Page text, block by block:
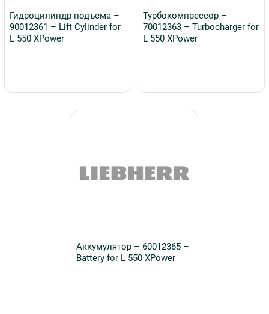
Гидроцилиндр подъема –
90012361 – Lift Cylinder for
L 550 XPower
Турбокомпрессор –
70012363 – Turbocharger for
L 550 XPower
Аккумулятор – 60012365 –
Battery for L 550 XPower